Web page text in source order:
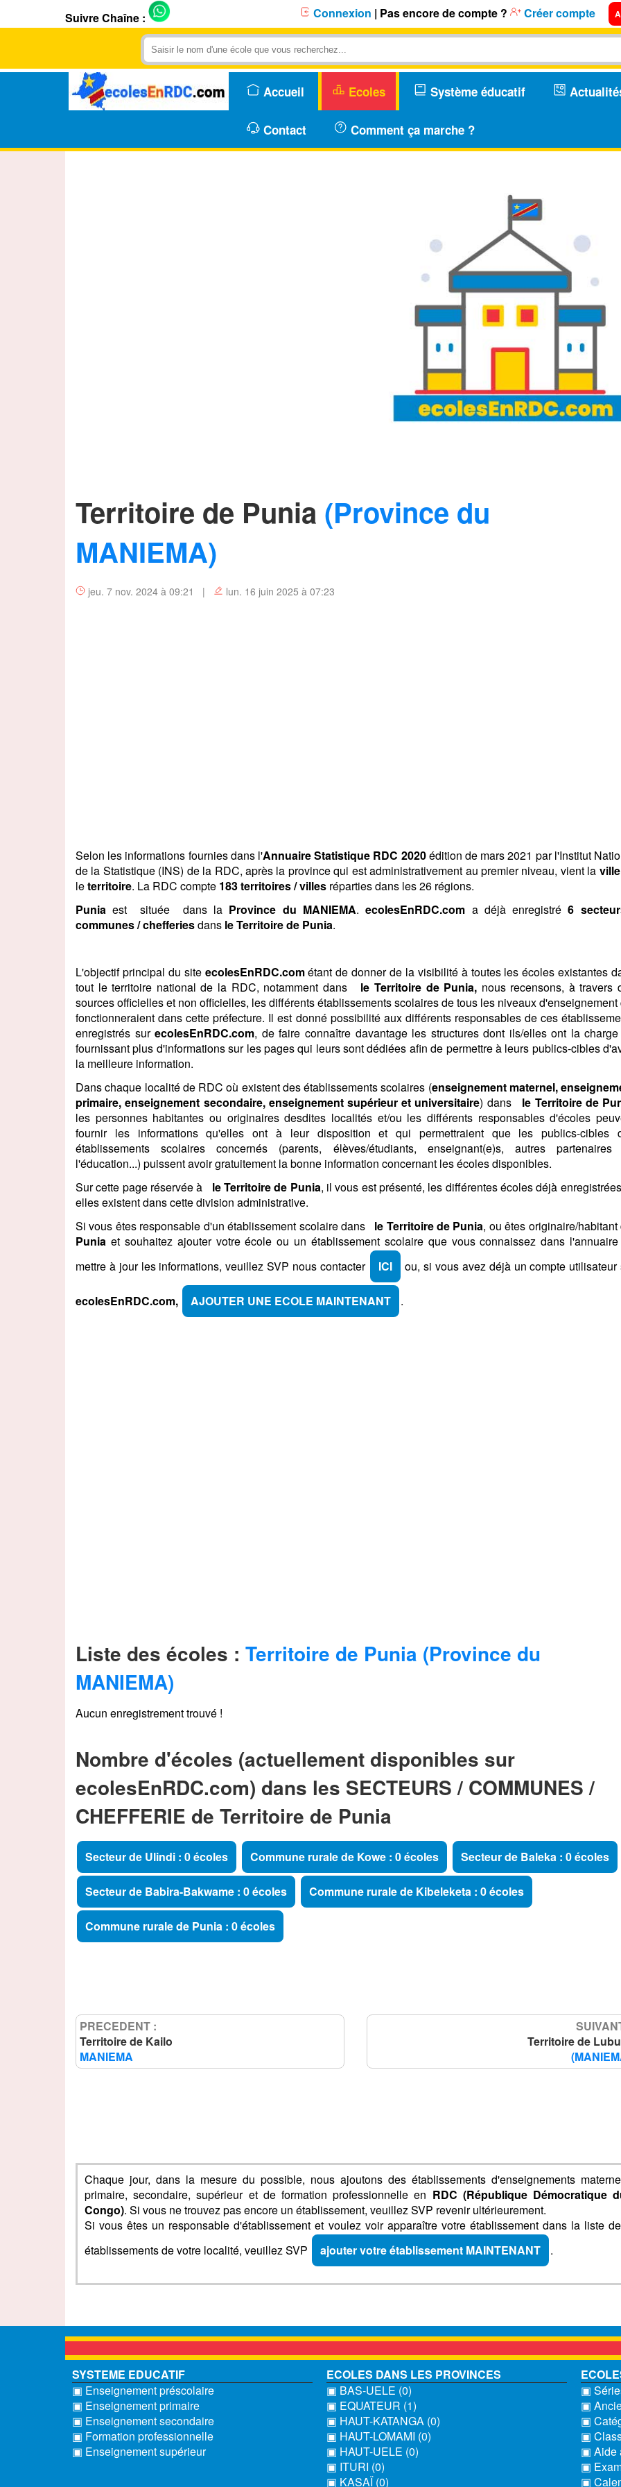
Suivre Chaîne : Connexion | Pas encore de compte ? Créer compte
Accueil Ecoles Système éducatif
Contact Comment ça marche ?
Territoire de Punia (Province du
MANIEMA)
jeu. 7 nov. 2024 à 09:21 | lun. 16 juin 2025 à 07:23
Selon les informations fournies dans l'Annuaire Statistique RDC 2020édition de mars 2021 par l'Institut
de la Statistique (INS) de la RDC, après la province qui est administrativement au premier niveau, vient la ville
leterritoire. La RDC compte 183 territoires / villes réparties dans les 26 régions.
Punia est située dans la Province du MANIEMA.ecolesEnRDC.com a déjà enregistré6
communes / chefferiesdans le Territoire de Punia.
L'objectif principal du siteecolesEnRDC.cométant de donner de la visibilité à toutes les écoles existantes
tout le territoire national de la RDC, notamment dans
le Territoire de Punia, nous recensons, à travers
sources officielles et non officielles, les différents établissements scolaires de tous les niveaux d'enseignement
fonctionneraient dans cette préfecture. Il est donné possibilité aux différents responsables de ces
enregistrés surecolesEnRDC.com, de faire connaître davantage les structures dont ils/elles ont la
fournissant plus d'informations sur les pages qui leurs sont dédiées afin de permettre à leurs publics-cibles
la meilleure information.
Dans chaque localité de RDC où existent des établissements scolaires (enseignement maternel,
primaire, enseignement secondaire, enseignement supérieur et universitaire) dans
le Territoire de
les personnes habitantes ou originaires desdites localités et/ou les différents responsables d'écoles
fournir les informations qu'elles ont à leur disposition et qui permettraient que les publics-cibles
établissements scolaires concernés (parents, élèves/étudiants, enseignant(e)s, autres
l'éducation...) puissent avoir gratuitement la bonne information concernant les écoles disponibles.
Sur cette page réservée à
le Territoire de Punia, il vous est présenté, les différentes écoles déjà
elles existent dans cette division administrative.
Si vous êtes responsable d'un établissement scolaire dans
le Territoire de Punia, ou êtes originaire/
Punia et souhaitez ajouter votre école ou un établissement scolaire que vous connaissez dans
mettre à jour les informations, veuillez SVP nous contacter
ICI ou, si vous avez déjà un compte utilisateur
ecolesEnRDC.com, AJOUTER UNE ECOLE MAINTENANT .
Liste des écoles :Territoire de Punia (Province du
MANIEMA)
Aucun enregistrement trouvé !
Nombre d'écoles (actuellement disponibles sur
ecolesEnRDC.com) dans les SECTEURS / COMMUNES /
CHEFFERIE de Territoire de Punia
Secteur de Ulindi : 0 écoles Commune rurale de Kowe : 0 écoles Secteur de Baleka : 0 écoles
Secteur de Babira-Bakwame : 0 écoles Commune rurale de Kibeleketa : 0 écoles
Commune rurale de Punia : 0 écoles
PRECEDENT :
Territoire de Kailo
MANIEMA
Territoire de
Chaque jour, dans la mesure du possible, nous ajoutons des établissements d'enseignements
primaire, secondaire, supérieur et de formation professionnelle en RDC (République Démocratique
Congo). Si vous ne trouvez pas encore un établissement, veuillez SVP revenir ultérieurement.
Si vous êtes un responsable d'établissement et voulez voir apparaître votre établissement dans la liste
établissements de votre localité, veuillez SVP
ajouter votre établissement MAINTENANT .
SYSTEME EDUCATIF
▣ Enseignement préscolaire
▣ Enseignement primaire
▣ Enseignement secondaire
▣ Formation professionnelle
▣ Enseignement supérieur
ECOLES DANS LES PROVINCES
▣ BAS-UELE (0)
▣ EQUATEUR (1)
▣ HAUT-KATANGA (0)
▣ HAUT-LOMAMI (0)
▣ HAUT-UELE (0)
▣ ITURI (0)
▣ KASAÏ (0)
▣
▣
▣
▣
▣ Aide
▣
▣